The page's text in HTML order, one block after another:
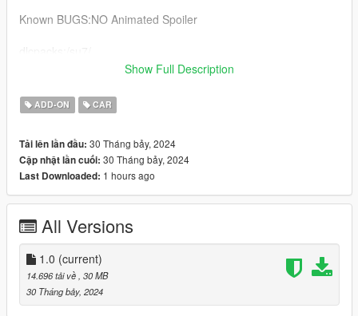
Known BUGS:NO Animated Spoiler
--------------------------------------------------------------------------------
--------------------------------------------------------------------------------
-----
Show Full Description
ADD-ON CAR
Tải lên lần đầu: 30 Tháng bảy, 2024
Cập nhật lần cuối: 30 Tháng bảy, 2024
Last Downloaded: 1 hours ago
All Versions
1.0 (current)
14.696 tải về, 30 MB
30 Tháng bảy, 2024